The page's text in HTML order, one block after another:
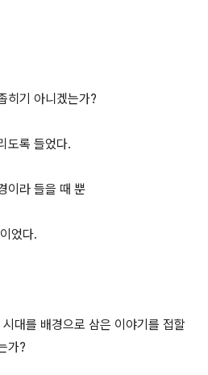
히기 아니겠는가?
도록 들었다.
이라 들을 때 뿐
었다.
대를 배경으로 삼은 이야기를 접할
가?